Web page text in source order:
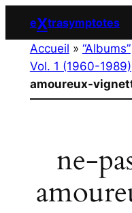
contenu
eXtrasymptotes
Accueil » “Albums”
Vol. 1 (1960-1989)
amoureux-
ne-